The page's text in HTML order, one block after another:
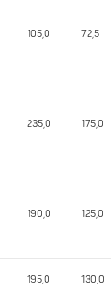
105,0 72,5
235,0 175,0
190,0 125,0
195,0 130,0